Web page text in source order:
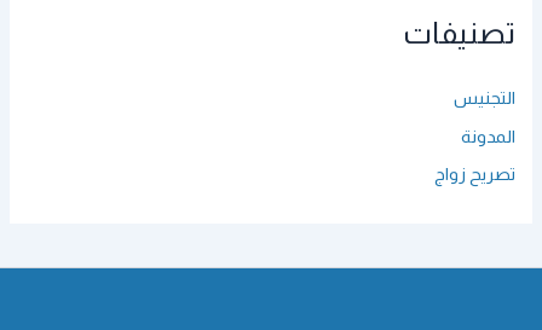
تصنيفات
التجنيس
المدونة
تصريح زواج